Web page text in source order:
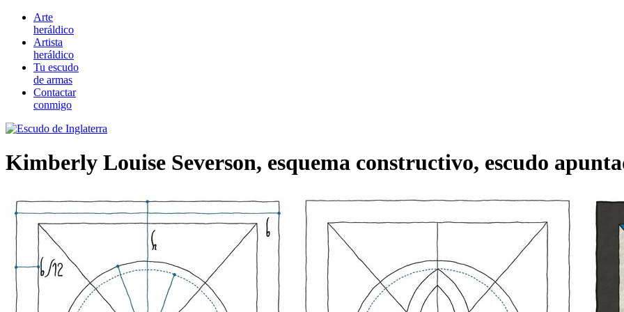
Arte
heráldico
Artista
heráldico
Tu escudo
de armas
Contactar
conmigo
Kimberly Louise Severson, esquema constructivo, escudo